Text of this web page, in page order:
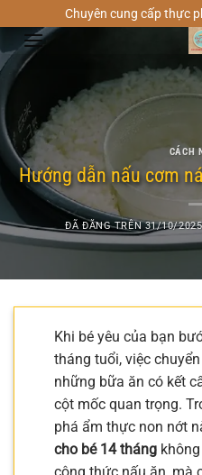
đến
nội
dung
Chuyên cung cấp thực
CÁCH
Hướng dẫn nấu cơm
ĐÃ ĐĂNG TRÊN31/10/2025
Khi bé yêu của bạn
tháng tuổi, việc
những bữa ăn có kết
cột mốc quan trọng.
phá ẩm thực non nớt
cho bé 14 tháng